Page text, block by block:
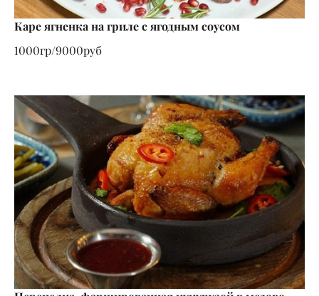
Каре ягненка на гриле с ягодным соусом
1000гр/9000руб